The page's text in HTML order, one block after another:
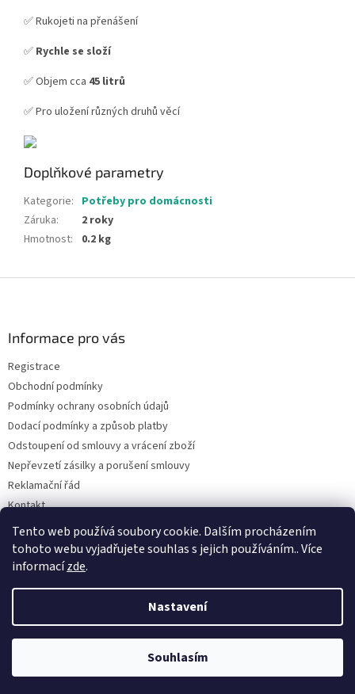
Tento web používá soubory cookie. Dalším procházením
tohoto webu vyjadřujete souhlas s jejich používáním.. Více
informacízde.
Nastavení
Souhlasím
✅ Rukojeti na přenášení
✅ Rychle se složí
✅ Objem cca 45 litrů
✅ Pro uložení různých druhů věcí
Doplňkové parametry
Kategorie: Potřeby pro domácnosti
Záruka:
2 roky
Hmotnost: 0.2 kg
Informace pro vás
Registrace
Obchodní podmínky
Podmínky ochrany osobních údajů
Dodací podmínky a způsob platby
Odstoupení od smlouvy a vrácení zboží
Nepřevzetí zásilky a porušení smlouvy
Reklamační řád
Kontakt
Napište nám
Copyright 2026Dobirkov.cz. Všechna práva vyhrazena.Upravit
nastavení cookies